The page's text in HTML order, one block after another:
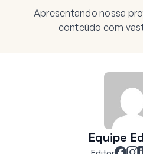
Apresentando nossa
conteúdo com
Equipe